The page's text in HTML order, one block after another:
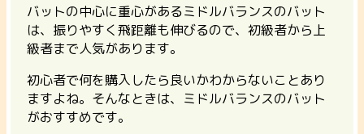
バットの中心に重心があるミドルバランスのバット
は、振りやすく飛距離も伸びるので、初級者から上
級者まで人気があります。
初心者で何を購入したら良いかわからないことあり
ますよね。そんなときは、ミドルバランスのバット
がおすすめです。